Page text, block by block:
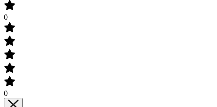
0
0